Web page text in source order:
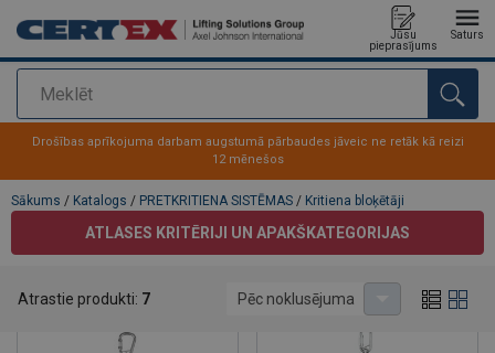
Meklēt
Jūsu
pieprasījums
Saturs
Pievienots jūsu pasūtījumam
Drošības aprīkojuma darbam augstumā pārbaudes jāveic ne retāk kā reizi
12 mēnešos
Sākums / Katalogs / PRETKRITIENA SISTĒMAS / Kritiena bloķētāji
ATLASES KRITĒRIJI UN APAKŠKATEGORIJAS
Atrastie produkti: 7 Pēc noklusējuma